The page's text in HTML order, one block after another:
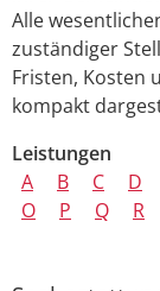
Alle
zuständiger
Fristen, Kosten
kompakt
Leistungen
A
B C D
O
P Q R